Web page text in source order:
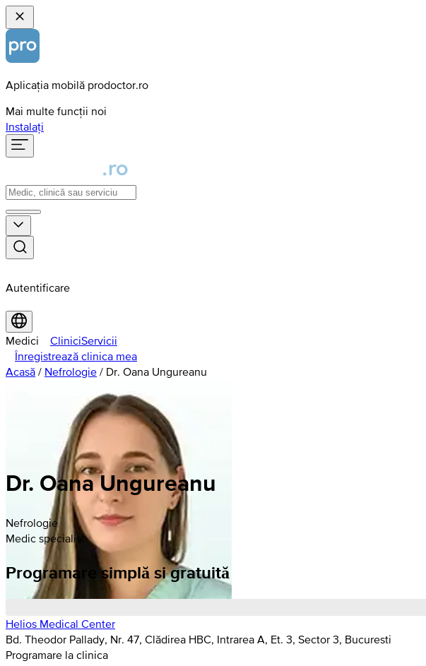
Aplicația mobilă prodoctor.ro
Mai multe funcții noi
Instalați
Autentificare
Medici CliniciServicii
Înregistrează clinica mea
Acasă / Nefrologie / Dr. Oana Ungureanu
Dr. Oana Ungureanu
Nefrologie
Medic specialist
Programare simplă si gratuită
Helios Medical Center
Bd. Theodor Pallady, Nr. 47, Clădirea HBC, Intrarea A, Et. 3, Sector 3, Bucuresti
Programare la clinica